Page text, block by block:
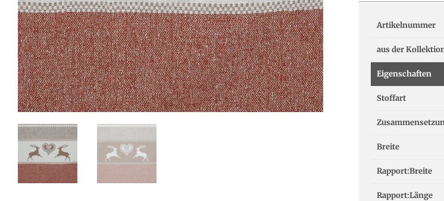
Artikelnummer
aus der
Eigenschaften
Stoffart
Breite
Rapport:Breite
Rapport:Länge